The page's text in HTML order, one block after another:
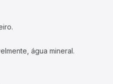
água mineral.